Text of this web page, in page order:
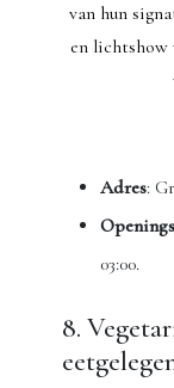
van hun
en lichtshow
Adres:
03:00.
8.